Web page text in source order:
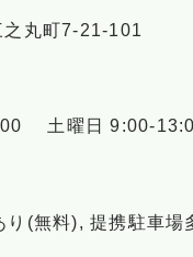
丸町7-21-101
土曜日 9:00-
(無料), 提携駐車場